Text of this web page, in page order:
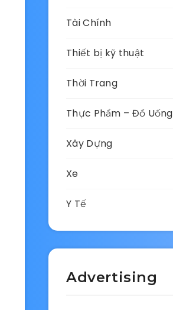
Tài Chính
Thiết bị kỹ thuật
Thời Trang
Thực Phẩm – Đồ Uống
Xây Dựng
Xe
Y Tế
Advertising